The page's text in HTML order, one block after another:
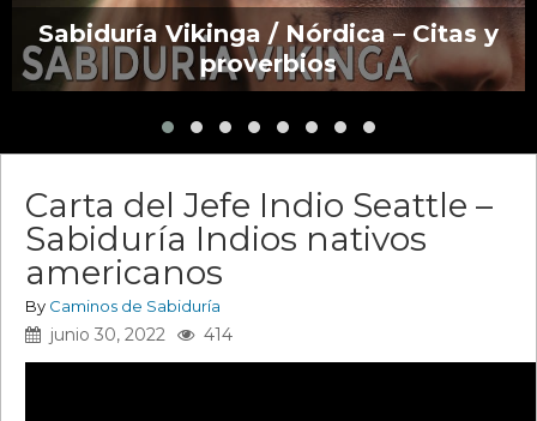
Sabiduría Vikinga / Nórdica – Citas y
proverbios
Carta del Jefe Indio Seattle –
Sabiduría Indios nativos
americanos
By Caminos de Sabiduría
junio 30, 2022 414